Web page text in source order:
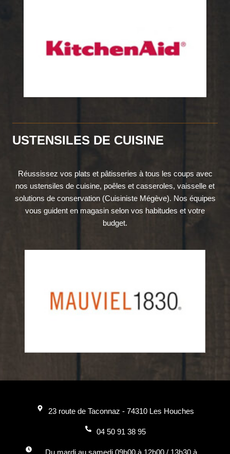
USTENSILES DE CUISINE
Réussissez vos plats et pâtisseries à tous les coups avec
nos ustensiles de cuisine, poêles et casseroles, vaisselle et
solutions de conservation (Cuisiniste Mégève). Nos équipes
vous guident en magasin selon vos habitudes et votre
budget.
23 route de Taconnaz - 74310 Les Houches
04 50 91 38 95